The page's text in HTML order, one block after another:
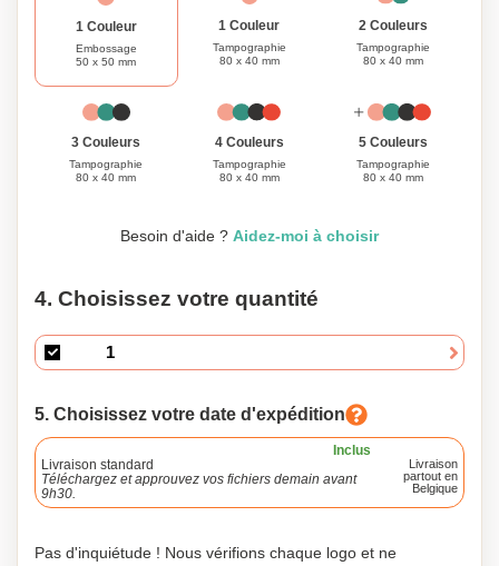
1 Couleur
Embossage
50 x 50 mm
1 Couleur
Tampographie
80 x 40 mm
2 Couleurs
Tampographie
80 x 40 mm
3 Couleurs
Tampographie
80 x 40 mm
4 Couleurs
Tampographie
80 x 40 mm
5 Couleurs
Tampographie
80 x 40 mm
Besoin d'aide ? Aidez-moi à choisir
4. Choisissez votre quantité
5. Choisissez votre date d'expédition
Inclus
Livraison standard
Téléchargez et approuvez vos fichiers demain avant
9h30.
Livraison
partout en
Belgique
Pas d'inquiétude ! Nous vérifions chaque logo et ne